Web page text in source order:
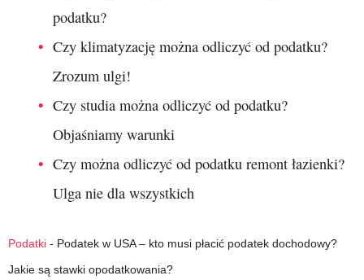
podatku?
Czy klimatyzację można odliczyć od podatku?
Zrozum ulgi!
Czy studia można odliczyć od podatku?
Objaśniamy warunki
Czy można odliczyć od podatku remont łazienki?
Ulga nie dla wszystkich
Podatki - Podatek w USA – kto musi płacić podatek dochodowy?
Jakie są stawki opodatkowania?